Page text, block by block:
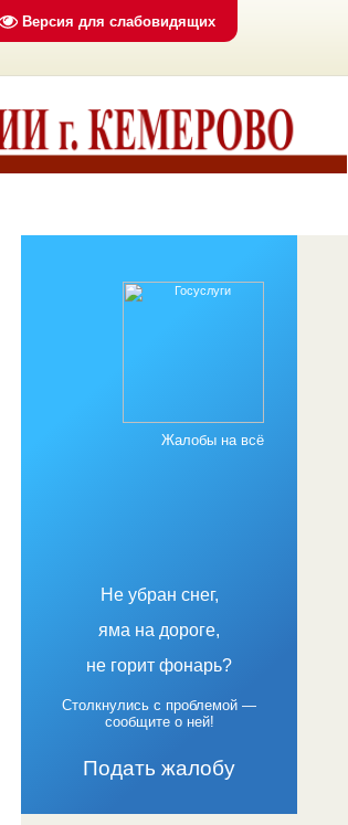
Версия для слабовидящих
Жалобы на всё
Не убран снег,
яма на дороге,
не горит фонарь?
Столкнулись с проблемой —
сообщите о ней!
Подать жалобу